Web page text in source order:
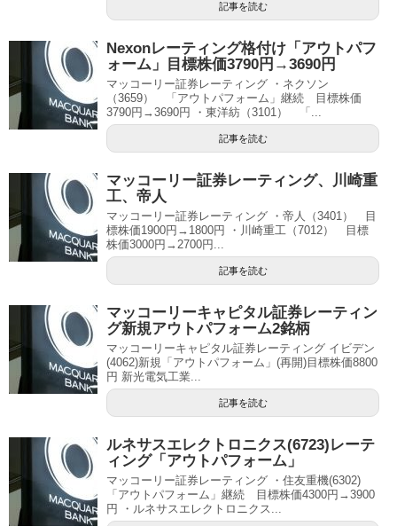
記事を読む
Nexonレーティング格付け「アウトパフ
ォーム」目標株価3790円→3690円
マッコーリー証券レーティング ・ネクソン
（3659） 「アウトパフォーム」継続 目標株価
3790円→3690円 ・東洋紡（3101） 「...
記事を読む
マッコーリー証券レーティング、川崎重
工、帝人
マッコーリー証券レーティング ・帝人（3401） 目
標株価1900円→1800円 ・川崎重工（7012） 目標
株価3000円→2700円...
記事を読む
マッコーリーキャピタル証券レーティン
グ新規アウトパフォーム2銘柄
マッコーリーキャピタル証券レーティング イビデン
(4062)新規「アウトパフォーム」(再開)目標株価8800
円 新光電気工業...
記事を読む
ルネサスエレクトロニクス(6723)レーテ
ィング「アウトパフォーム」
マッコーリー証券レーティング ・住友重機(6302)
「アウトパフォーム」継続 目標株価4300円→3900
円 ・ルネサスエレクトロニクス...